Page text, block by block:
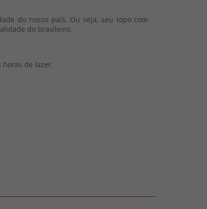
do nosso país. Ou seja, seu topo com
do brasileiro.
de lazer.